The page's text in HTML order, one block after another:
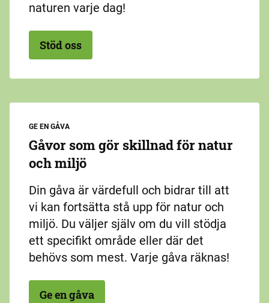
naturen varje dag!
Stöd oss
GE EN GÅVA
Gåvor som gör skillnad för natur
och miljö
Din gåva är värdefull och bidrar till att
vi kan fortsätta stå upp för natur och
miljö. Du väljer själv om du vill stödja
ett specifikt område eller där det
behövs som mest. Varje gåva räknas!
Ge en gåva